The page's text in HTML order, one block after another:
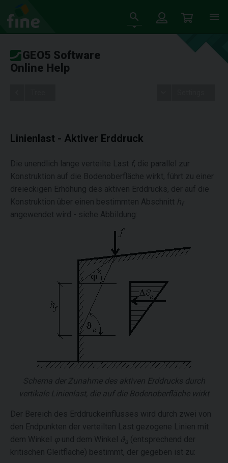
GEO5 Software
Online Help
Linienlast - Aktiver Erddruck
Die unendlich lange verteilte Last f, die parallel zur
Konstruktion auf die Bodenoberfläche wirkt, führt zu einer
dreieckigen Erhöhung des aktiven Erddrucks, der auf die
Konstruktion über einen bestimmten Abschnitt hf
angewendet wird - siehe Abbildung:
Schema der Zunahme des aktiven Erddrucks durch
vertikale Linienlast, die auf die Bodenoberfläche wirkt
Der Bereich des Erddruckeinflusses wird durch zwei von
den Endpunkten der verteilten Last gezogene Linien mit
dem Winkel φ und dem Winkel ϑa (entsprechend der
kritischen Gleitfläche) bestimmt, der gegeben ist zu: